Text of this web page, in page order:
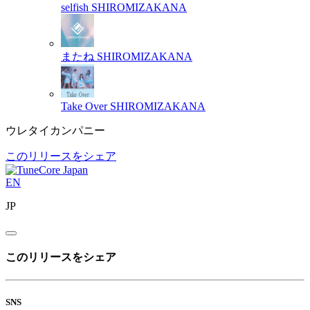
selfish SHIROMIZAKANA
またね SHIROMIZAKANA
Take Over SHIROMIZAKANA
ウレタイカンパニー
このリリースをシェア
EN
JP
このリリースをシェア
SNS